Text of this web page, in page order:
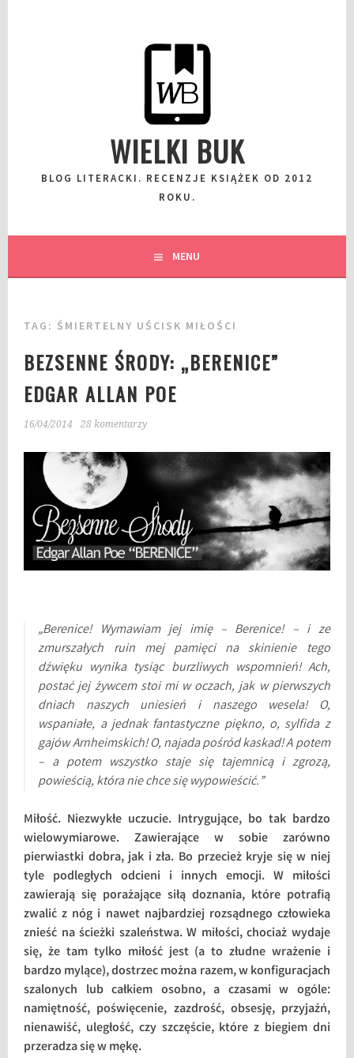
WIELKI BUK
BLOG LITERACKI. RECENZJE KSIĄŻEK OD 2012
ROKU.
MENU
TAG: ŚMIERTELNY UŚCISK MIŁOŚCI
BEZSENNE ŚRODY: „BERENICE”
EDGAR ALLAN POE
16/04/2014 28 komentarzy
„Berenice! Wymawiam jej imię – Berenice! – i ze
zmurszałych ruin mej pamięci na skinienie tego
dźwięku wynika tysiąc burzliwych wspomnień! Ach,
postać jej żywcem stoi mi w oczach, jak w pierwszych
dniach naszych uniesień i naszego wesela! O,
wspaniałe, a jednak fantastyczne piękno, o, sylfida z
gajów Arnheimskich! O, najada pośród kaskad! A potem
– a potem wszystko staje się tajemnicą i zgrozą,
powieścią, która nie chce się wypowieścić.”
Miłość. Niezwykłe uczucie. Intrygujące, bo tak bardzo
wielowymiarowe. Zawierające w sobie zarówno
pierwiastki dobra, jak i zła. Bo przecież kryje się w niej
tyle podległych odcieni i innych emocji. W miłości
zawierają się porażające siłą doznania, które potrafią
zwalić z nóg i nawet najbardziej rozsądnego człowieka
znieść na ścieżki szaleństwa. W miłości, chociaż wydaje
się, że tam tylko miłość jest (a to złudne wrażenie i
bardzo mylące), dostrzec można razem, w konfiguracjach
szalonych lub całkiem osobno, a czasami w ogóle:
namiętność, poświęcenie, zazdrość, obsesję, przyjaźń,
nienawiść, uległość, czy szczęście, które z biegiem dni
przeradza się w mękę.